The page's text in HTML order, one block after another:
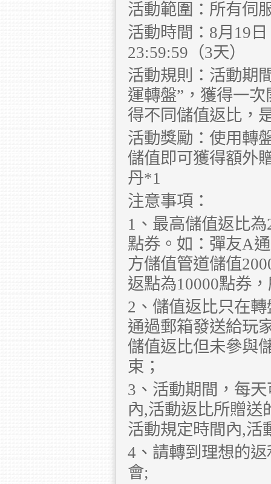
活動範圍：所有伺
活動時間：8月19
23:59:59（3天）
活動規則：活動期
運轉盤”，獲得一
得不同儲值返比，
活動獎勵：使用轉
儲值即可獲得額外
丹*1
注意事項：
1、最高儲值返比
點券。如：彈友A
方儲值管道儲值
返點為10000點券
2、儲值返比只在
通過郵箱發送給玩
儲值返比但未參與
束；
3、活動期間，每
內,活動返比所贈送
活動規定時間內,活
4、請轉到理想的
會;